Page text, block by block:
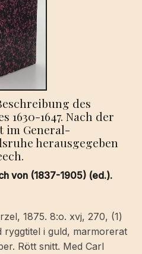
des
1630-1647. Nach der
im General-
herausgegeben
von (1837-1905) (ed.).
1875. 8:o. xvj, 270, (1)
ryggtitel i guld, marmorerat
Rött snitt. Med Carl